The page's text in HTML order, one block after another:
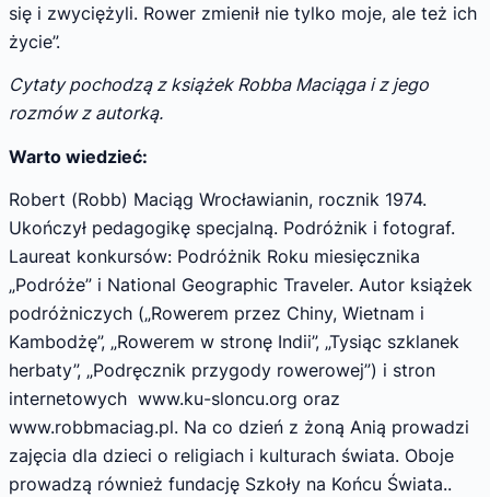
się i zwyciężyli. Rower zmienił nie tylko moje, ale też ich
życie”.
Cytaty pochodzą z książek Robba Maciąga i z jego
rozmów z autorką.
Warto wiedzieć:
Robert (Robb) Maciąg Wrocławianin, rocznik 1974.
Ukończył pedagogikę specjalną. Podróżnik i fotograf.
Laureat konkursów: Podróżnik Roku miesięcznika
„Podróże” i National Geographic Traveler. Autor książek
podróżniczych („Rowerem przez Chiny, Wietnam i
Kambodżę”, „Rowerem w stronę Indii”, „Tysiąc szklanek
herbaty”, „Podręcznik przygody rowerowej”) i stron
internetowych www.ku-sloncu.org oraz
www.robbmaciag.pl. Na co dzień z żoną Anią prowadzi
zajęcia dla dzieci o religiach i kulturach świata. Oboje
prowadzą również fundację Szkoły na Końcu Świata..